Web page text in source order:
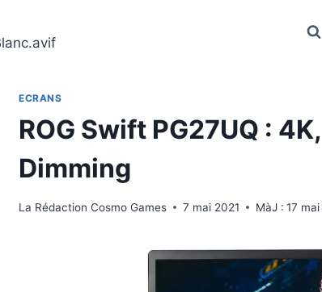
ECRANS
ROG Swift PG27UQ :
Dimming
La Rédaction Cosmo Games 7 mai 2021 MàJ : 17